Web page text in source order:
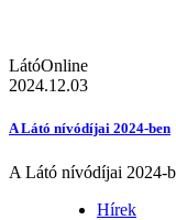
LátóOnline
2024.12.03
A Látó nívódíjai 2024-ben
A Látó nívódíjai 2024-
Hírek